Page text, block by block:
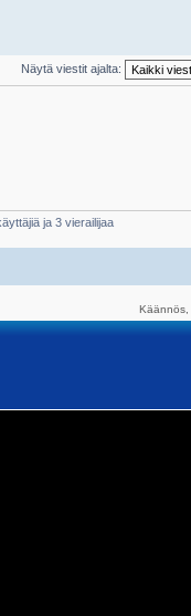
Näytä viestit ajalta:
ja 3 vierailijaa